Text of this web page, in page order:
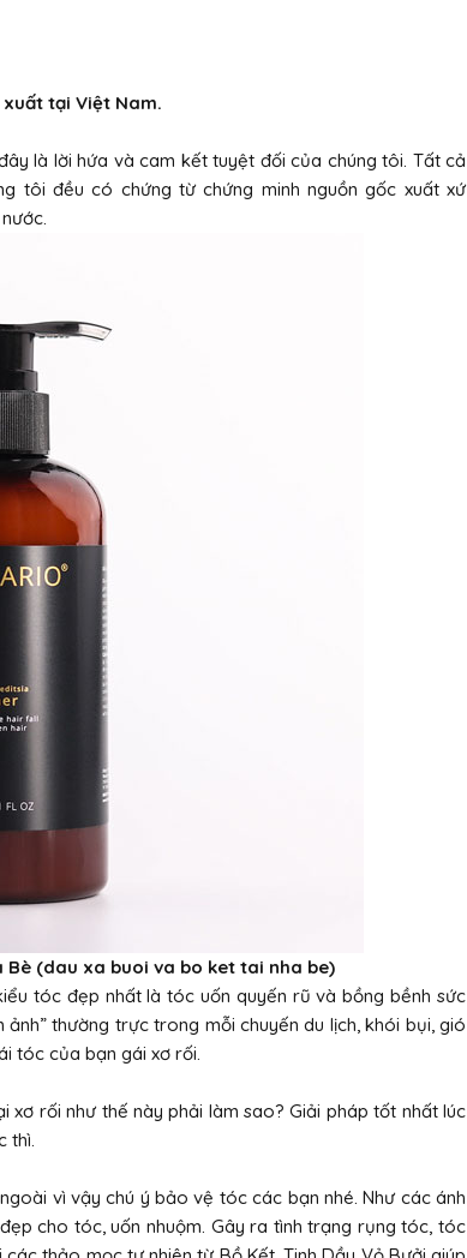
xuất tại Việt Nam.
là lời hứa và cam kết tuyệt đối của chúng tôi. Tất cả
tôi đều có chứng từ chứng minh nguồn gốc xuất xứ
(dau xa buoi va bo ket tai nha be)
tóc đẹp nhất là tóc uốn quyến rũ và bồng bềnh sức
thường trực trong mỗi chuyến du lịch, khói bụi, gió
tóc của bạn gái xơ rối.
rối như thế này phải làm sao? Giải pháp tốt nhất lúc
thì.
vì vậy chú ý bảo vệ tóc các bạn nhé. Như các ánh
cho tóc, uốn nhuộm. Gây ra tình trạng rụng tóc, tóc